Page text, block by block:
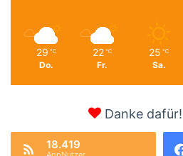
29 ℃
Do.
22 ℃
Fr.
25 ℃
Sa.
Danke dafür!
18.419